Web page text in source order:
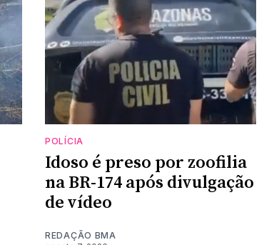
POLÍCIA
Idoso é preso por zoofilia
na BR-174 após divulgação
de vídeo
REDAÇÃO BMA